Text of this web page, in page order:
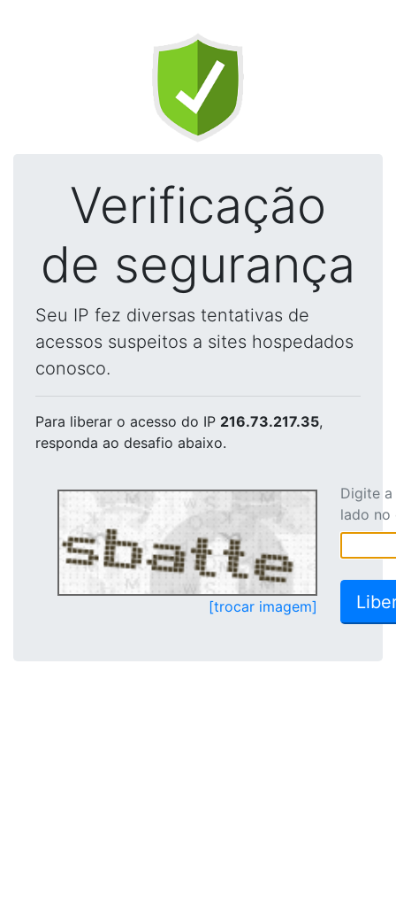
Verificação
de segurança
Seu IP fez diversas tentativas de
acessos suspeitos a sites hospedados
conosco.
Para liberar o acesso do IP 216.73.217.35,
responda ao desafio abaixo.
[trocar imagem]
Digite
lado no